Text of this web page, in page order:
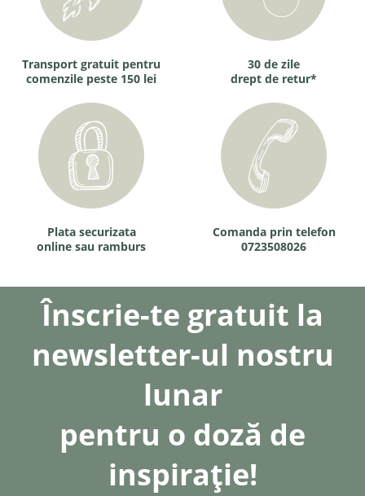
Transport gratuit pentru
comenzile peste 150 lei
30 de zile
drept de retur*
Plata securizata
online sau ramburs
Comanda prin telefon
0723508026
Înscrie-te gratuit la
newsletter-ul nostru
lunar
pentru o doză de
inspirație!